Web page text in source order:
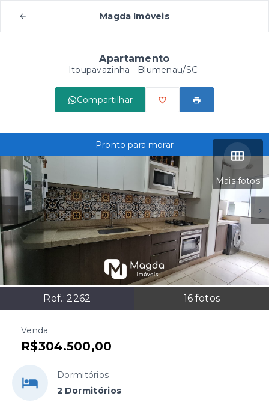
Magda Imóveis
Apartamento
Itoupavazinha - Blumenau/SC
Compartilhar
Mais fotos
Ref.: 2262 16 fotos
Pronto para morar
Venda
R$304.500,00
Dormitórios
2 Dormitórios